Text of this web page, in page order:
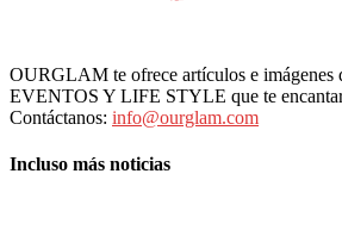
OURGLAM te ofrece artículos e imágenes
EVENTOS Y LIFE STYLE que te
Contáctanos: info@ourglam.com
Incluso más noticias